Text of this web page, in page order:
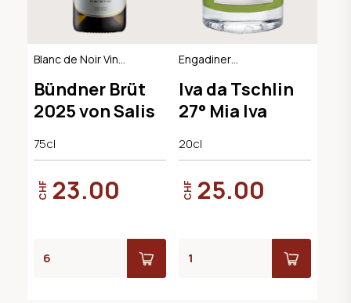
Blanc de Noir Vin
Graubünden
Bündner Brüt
2025 von Salis
75cl
CHF 23.00
Engadiner
Iva da Tschlin
27° Mia Iva
20cl
CHF 25.00